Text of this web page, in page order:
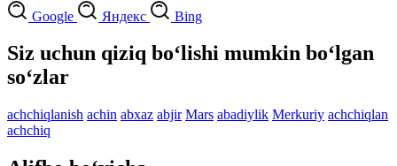
Google Яндекс Bing
Siz uchun qiziq bo‘lishi mumkin bo‘lgan
so‘zlar
achchiqlanish achin abxaz abjir Mars abadiylik Merkuriy achchiqlan
achchiq